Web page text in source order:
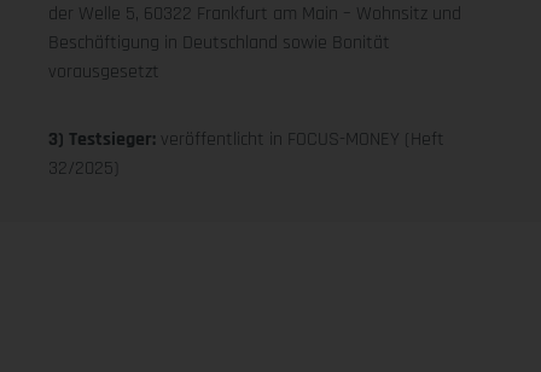
der Welle 5, 60322 Frankfurt am Main – Wohnsitz und
Beschäftigung in Deutschland sowie Bonität
vorausgesetzt
3) Testsieger: veröffentlicht in FOCUS-MONEY (Heft
32/2025)